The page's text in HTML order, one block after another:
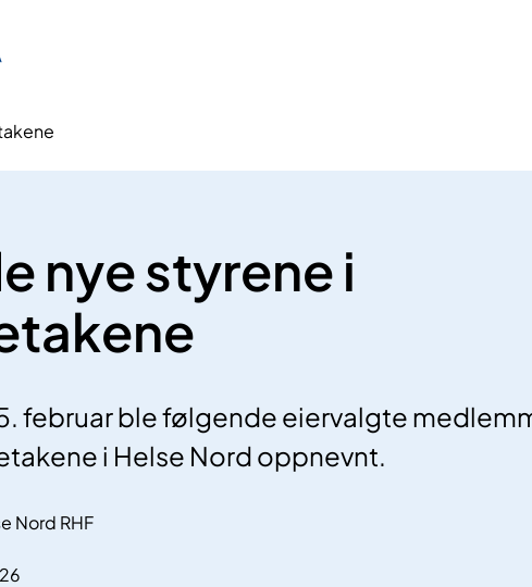
nye styrene i
februar ble følgende eiervalgte
i Helse Nord oppnevnt.
Nord RHF